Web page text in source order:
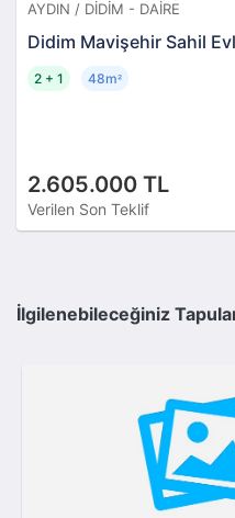
AYDIN / DIDIM - DAIRE
Didim Mavişehir Sahil
2.605.000 TL
Verilen Son Teklif
2 + 1 48m²
İlgilenebileceğiniz